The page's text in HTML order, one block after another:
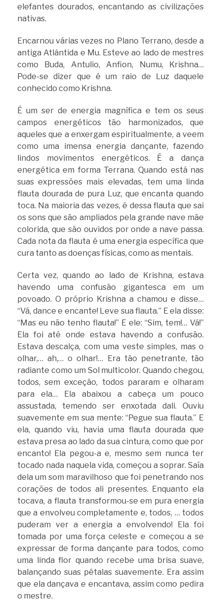
elefantes dourados, encantando as civilizações
nativas.
Encarnou várias vezes no Plano Terrano, desde a
antiga Atlântida e Mu. Esteve ao lado de mestres
como Buda, Antulio, Anfion, Numu, Krishna…
Pode-se dizer que é um raio de Luz daquele
conhecido como Krishna.
É um ser de energia magnífica e tem os seus
campos energéticos tão harmonizados, que
aqueles que a enxergam espiritualmente, a veem
como uma imensa energia dançante, fazendo
lindos movimentos energéticos. É a dança
energética em forma Terrana. Quando está nas
suas expressões mais elevadas, tem uma linda
flauta dourada de pura Luz, que encanta quando
toca. Na maioria das vezes, é dessa flauta que sai
os sons que são ampliados pela grande nave mãe
colorida, que são ouvidos por onde a nave passa.
Cada nota da flauta é uma energia específica que
cura tanto as doenças físicas, como as mentais.
Certa vez, quando ao lado de Krishna, estava
havendo uma confusão gigantesca em um
povoado. O próprio Krishna a chamou e disse…
“Vá, dance e encante! Leve sua flauta.” E ela disse:
“Mas eu não tenho flauta!” E ele: “Sim, tem!… Vá!”
Ela foi até onde estava havendo a confusão.
Estava descalça, com uma veste simples, mas o
olhar,… ah,… o olhar!… Era tão penetrante, tão
radiante como um Sol multicolor. Quando chegou,
todos, sem exceção, todos pararam e olharam
para ela… Ela abaixou a cabeça um pouco
assustada, temendo ser enxotada dali. Ouviu
suavemente em sua mente: “Pegue sua flauta.” E
ela, quando viu, havia uma flauta dourada que
estava presa ao lado da sua cintura, como que por
encanto! Ela pegou-a e, mesmo sem nunca ter
tocado nada naquela vida, começou a soprar. Saía
dela um som maravilhoso que foi penetrando nos
corações de todos ali presentes. Enquanto ela
tocava, a flauta transformou-se em pura energia
que a envolveu completamente e, todos, … todos
puderam ver a energia a envolvendo! Ela foi
tomada por uma força celeste e começou a se
expressar de forma dançante para todos, como
uma linda flor quando recebe uma brisa suave,
balançando suas pétalas suavemente. Era assim
que ela dançava e encantava, assim como pedira
o mestre.